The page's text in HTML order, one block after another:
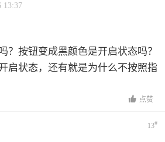
13:37
？按钮变成黑颜色是开启状态吗？
启状态，还有就是为什么不按照指
点赞
13#